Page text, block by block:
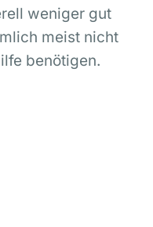
weniger gut
meist nicht
benötigen.